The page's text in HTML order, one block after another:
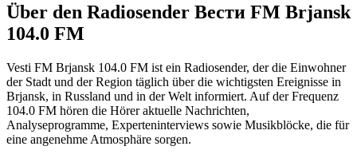
Über den Radiosender Вести FM Brjansk
104.0 FM
Vesti FM Brjansk 104.0 FM ist ein Radiosender, der die Einwohner
der Stadt und der Region täglich über die wichtigsten Ereignisse in
Brjansk, in Russland und in der Welt informiert. Auf der Frequenz
104.0 FM hören die Hörer aktuelle Nachrichten,
Analyseprogramme, Experteninterviews sowie Musikblöcke, die für
eine angenehme Atmosphäre sorgen.